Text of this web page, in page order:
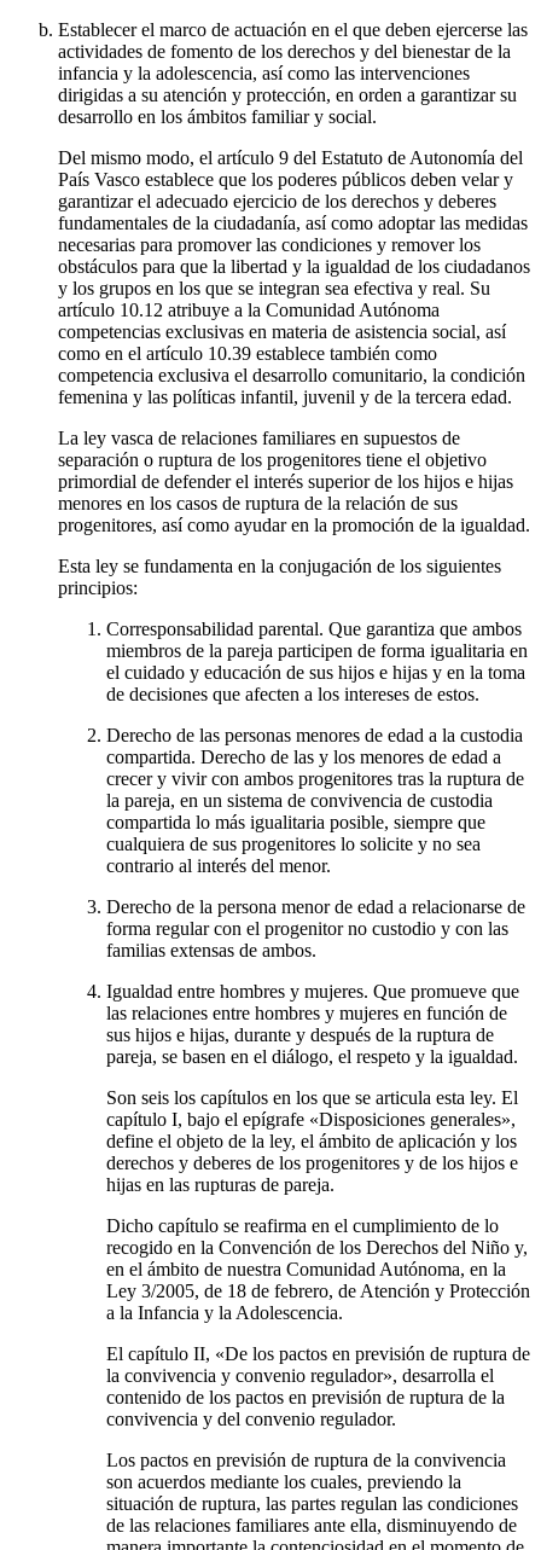
Establecer el marco de actuación en el que deben ejercerse las
actividades de fomento de los derechos y del bienestar de la
infancia y la adolescencia, así como las intervenciones
dirigidas a su atención y protección, en orden a garantizar su
desarrollo en los ámbitos familiar y social.
Del mismo modo, el artículo 9 del Estatuto de Autonomía del
País Vasco establece que los poderes públicos deben velar y
garantizar el adecuado ejercicio de los derechos y deberes
fundamentales de la ciudadanía, así como adoptar las medidas
necesarias para promover las condiciones y remover los
obstáculos para que la libertad y la igualdad de los ciudadanos
y los grupos en los que se integran sea efectiva y real. Su
artículo 10.12 atribuye a la Comunidad Autónoma
competencias exclusivas en materia de asistencia social, así
como en el artículo 10.39 establece también como
competencia exclusiva el desarrollo comunitario, la condición
femenina y las políticas infantil, juvenil y de la tercera edad.
La ley vasca de relaciones familiares en supuestos de
separación o ruptura de los progenitores tiene el objetivo
primordial de defender el interés superior de los hijos e hijas
menores en los casos de ruptura de la relación de sus
progenitores, así como ayudar en la promoción de la igualdad.
Esta ley se fundamenta en la conjugación de los siguientes
principios:
Corresponsabilidad parental. Que garantiza que ambos
miembros de la pareja participen de forma igualitaria en
el cuidado y educación de sus hijos e hijas y en la toma
de decisiones que afecten a los intereses de estos.
Derecho de las personas menores de edad a la custodia
compartida. Derecho de las y los menores de edad a
crecer y vivir con ambos progenitores tras la ruptura de
la pareja, en un sistema de convivencia de custodia
compartida lo más igualitaria posible, siempre que
cualquiera de sus progenitores lo solicite y no sea
contrario al interés del menor.
Derecho de la persona menor de edad a relacionarse de
forma regular con el progenitor no custodio y con las
familias extensas de ambos.
Igualdad entre hombres y mujeres. Que promueve que
las relaciones entre hombres y mujeres en función de
sus hijos e hijas, durante y después de la ruptura de
pareja, se basen en el diálogo, el respeto y la igualdad.
Son seis los capítulos en los que se articula esta ley. El
capítulo I, bajo el epígrafe «Disposiciones generales»,
define el objeto de la ley, el ámbito de aplicación y los
derechos y deberes de los progenitores y de los hijos e
hijas en las rupturas de pareja.
Dicho capítulo se reafirma en el cumplimiento de lo
recogido en la Convención de los Derechos del Niño y,
en el ámbito de nuestra Comunidad Autónoma, en la
Ley 3/2005, de 18 de febrero, de Atención y Protección
a la Infancia y la Adolescencia.
El capítulo II, «De los pactos en previsión de ruptura de
la convivencia y convenio regulador», desarrolla el
contenido de los pactos en previsión de ruptura de la
convivencia y del convenio regulador.
Los pactos en previsión de ruptura de la convivencia
son acuerdos mediante los cuales, previendo la
situación de ruptura, las partes regulan las condiciones
de las relaciones familiares ante ella, disminuyendo de